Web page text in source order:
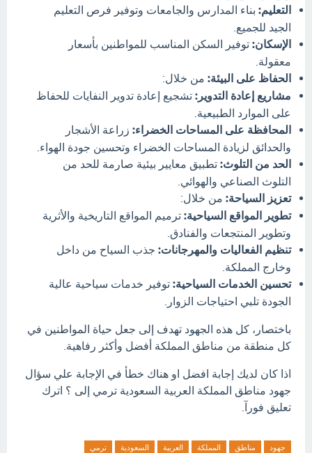
التعليم: بناء المدارس والجامعات وتوفير فرص التعليم
الجيد للجميع.
الإسكان: توفير السكن المناسب للمواطنين بأسعار
معقولة.
الحفاظ على البيئة: من خلال:
مشاريع إعادة التدوير: تشجيع إعادة تدوير النفايات للحفاظ
على الموارد الطبيعية.
المحافظة على المساحات الخضراء: زراعة الأشجار
والحدائق لزيادة المساحات الخضراء وتحسين جودة الهواء.
الحد من التلوث: تطبيق معايير بيئية صارمة للحد من
التلوث الصناعي والهوائي.
تعزيز السياحة: من خلال:
تطوير المواقع السياحية: ترميم المواقع التاريخية والأثرية
وتطوير المنتجعات والفنادق.
تنظيم الفعاليات والمهرجانات: جذب السياح من داخل
وخارج المملكة.
تحسين الخدمات السياحية: توفير خدمات سياحية عالية
الجودة تلبي احتياجات الزوار.
باختصار، كل هذه الجهود تهدف إلى جعل حياة المواطنين في
كل منطقة من مناطق المملكة أفضل وأكثر رفاهية.
اذا كان لديك إجابة افضل او هناك خطأ في الإجابة علي سؤال
جهود مناطق المملكة العربية السعودية ترمي إلى ؟ اترك
تعليق فورآ.
جهود مناطق المملكة العربية السعودية ترمي